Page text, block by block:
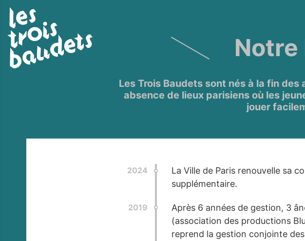
Les Trois Baudets sont nés à la fin des
absence de lieux parisiens où les
jouer
2024
La Ville de Paris renouvelle sa
supplémentaire.
2019 Après 6 années de gestion, 3
(association des productions
reprend la gestion conjointe